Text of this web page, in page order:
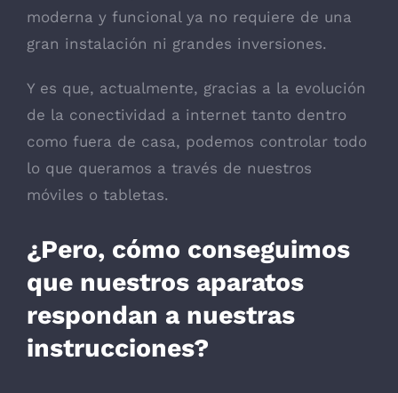
moderna y funcional ya no requiere de una
gran instalación ni grandes inversiones.
Y es que, actualmente, gracias a la evolución
de la conectividad a internet tanto dentro
como fuera de casa, podemos controlar todo
lo que queramos a través de nuestros
móviles o tabletas.
¿Pero, cómo conseguimos
que nuestros aparatos
respondan a nuestras
instrucciones?
Para que
funcione lo
mejor posible
visita. Si
funcionalidades
desaparecerán
de la web.